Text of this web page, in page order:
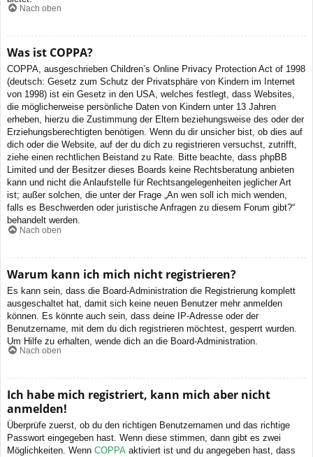
Nach oben
Was ist COPPA?
COPPA, ausgeschrieben Children’s Online Privacy Protection Act of 1998
(deutsch: Gesetz zum Schutz der Privatsphäre von Kindern im Internet
von 1998) ist ein Gesetz in den USA, welches festlegt, dass Websites,
die möglicherweise persönliche Daten von Kindern unter 13 Jahren
erheben, hierzu die Zustimmung der Eltern beziehungsweise des oder der
Erziehungsberechtigten benötigen. Wenn du dir unsicher bist, ob dies auf
dich oder die Website, auf der du dich zu registrieren versuchst, zutrifft,
ziehe einen rechtlichen Beistand zu Rate. Bitte beachte, dass phpBB
Limited und der Besitzer dieses Boards keine Rechtsberatung anbieten
kann und nicht die Anlaufstelle für Rechtsangelegenheiten jeglicher Art
ist; außer solchen, die unter der Frage „An wen soll ich mich wenden,
falls es Beschwerden oder juristische Anfragen zu diesem Forum gibt?“
behandelt werden.
Nach oben
Warum kann ich mich nicht registrieren?
Es kann sein, dass die Board-Administration die Registrierung komplett
ausgeschaltet hat, damit sich keine neuen Benutzer mehr anmelden
können. Es könnte auch sein, dass deine IP-Adresse oder der
Benutzername, mit dem du dich registrieren möchtest, gesperrt wurden.
Um Hilfe zu erhalten, wende dich an die Board-Administration.
Nach oben
Ich habe mich registriert, kann mich aber nicht
anmelden!
Überprüfe zuerst, ob du den richtigen Benutzernamen und das richtige
Passwort eingegeben hast. Wenn diese stimmen, dann gibt es zwei
Möglichkeiten. Wenn COPPA aktiviert ist und du angegeben hast, dass